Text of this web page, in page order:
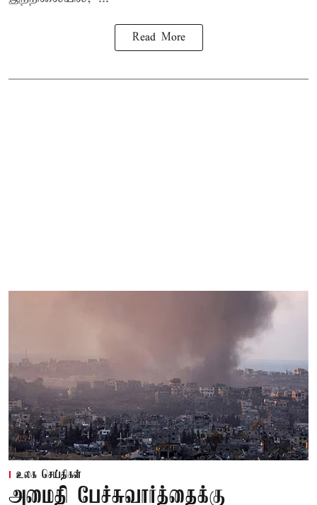
Read More
உலக செய்திகள்
அமைதி பேச்சுவார்த்தைக்கு